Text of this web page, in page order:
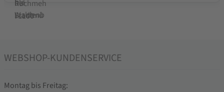
WEBSHOP-KUNDENSERVICE
Montag bis Freitag: